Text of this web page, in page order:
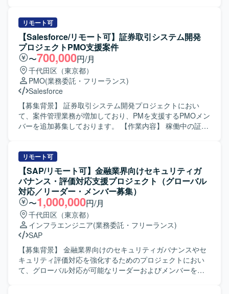
して担当していただきます。 ・SQLを用いたデータ集計お
よびレポート作成を行います。 ・ソーシャルゲームに対す
る課題発見や施策検証を実施し、離脱・課金要因分析、イ
ベント分析、チャット分析（言語解析やChatGptなどによる
要約）を行います。 ・Redashや一部Streamlitを用いたダッ
シュボード作成を行います。 ・バトルシミュレーターや成
長シミュレーター、マッチングアルゴリズムなどのシミュ
レーション関連の分析を行います。 ・他社サービスのデー
タを用いた市場分析を行います。 ・社内の様々なスタッフ
に対して、分析結果に基づく助言や提案を行います。 ・分
析ツールを用いたデータの可視化と運用を行います。 ・新
る人物像】 ゲーム領域におけるデータ分析のプロフェッシ
ョナルを目指したい方や、将来的にデータ分析に強みを持
つゲームプロデューサーや事業責任者を目指したい方を求
めております。ゲームが好きで、データを通じてプロダク
ト価値向上に貢献したいという意欲をお持ちの方が望まし
いです。 【ポジションの魅力】 大型タイトルを継続的に創
出する体制の中で、オリジナルIPと有力IPの両軸で多様なゲ
ームプロジェクトに関わることができます。企画初期から
運用、海外展開まで一気通貫で携わることができ、ヒット
させるために何が必要かをデータの観点から徹底的に追求
できます。約5,000名規模の開発体制と高度な運用ノウハウ
を活用しながら、長期的にヒットタイトルの創出に貢献で
リモート可
【Salesforce/リモート可】証券取引システム開発
プロジェクトPMO支援案件
〜700,000円/月
千代田区（東京都）
PMO(業務委託・フリーランス)
Salesforce
【募集背景】 証券取引システム開発プロジェクトにおい
て、案件管理業務が増加しており、PMを支援するPMOメン
バーを追加募集しております。 【作業内容】 稼働中の証券
キュメントの作成・更新、内部定例会議の準備、会議日程
調整および運営、議事録作成を担当していただきます。 ま
た、Redmine等を用いたチケット起票・進捗管理、不具合
集計、課題やQAの追い回し、Salesforceへの入力作業など
もご対応いただきます。 【求める人物像】 自ら課題を見つ
けて主体的に動ける方を求めております。 コミュニケーシ
ョンを取りながら関係者と円滑に連携し、ドキュメント作
成や進捗管理を丁寧かつ正確に進められる方が望ましいで
す。 【ポジションの魅力】 大規模な証券取引システム開発
プロジェクトに参画し、PMの近くでプロジェクト管理業務
全般に携わることができます。 金融システム開発の現場で
ノウハウを蓄積しながら、PMOとしてのスキルを幅広く習
リモート可
【SAP/リモート可】金融業界向けセキュリティガ
バナンス・評価対応支援プロジェクト（グローバル
対応／リーダー・メンバー募集）
〜1,000,000円/月
千代田区（東京都）
インフラエンジニア(業務委託・フリーランス)
SAP
【募集背景】 金融業界向けのセキュリティガバナンスやセ
キュリティ評価対応を強化するためのプロジェクトにおい
て、グローバル対応が可能なリーダーおよびメンバーを募